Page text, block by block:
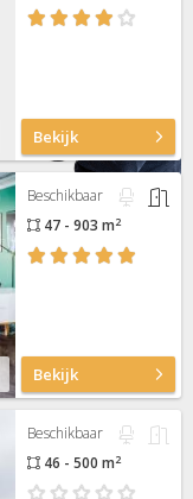
Bekijk
Beschikbaar
47 - 903 m2
Bekijk
Beschikbaar
46 - 500 m2